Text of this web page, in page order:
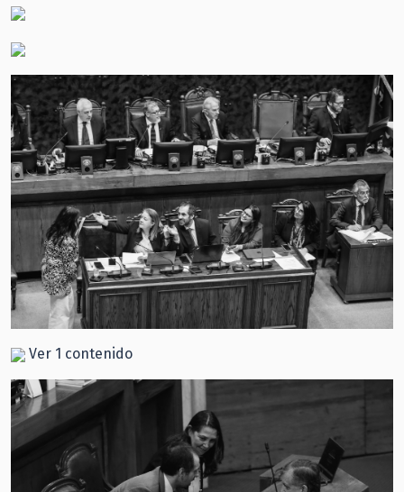
Ver 1 contenido